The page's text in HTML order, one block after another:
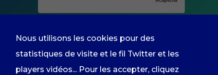
En renseignant votre adresse email
Nous utilisons les cookies pour des
statistiques de visite et le fil Twitter et les
players vidéos... Pour les accepter, cliquez
vous refusez
ces cookies,
disparaîtront
du site
Twitter ou les